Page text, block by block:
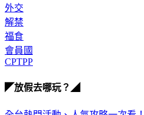
外交
解禁
福食
會員國
CPTPP
◤放假去哪玩？◢